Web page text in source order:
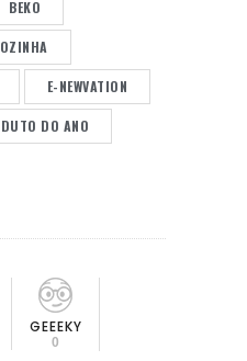
BEKO
E-NEWVATION
DO ANO
GEEEKY
0